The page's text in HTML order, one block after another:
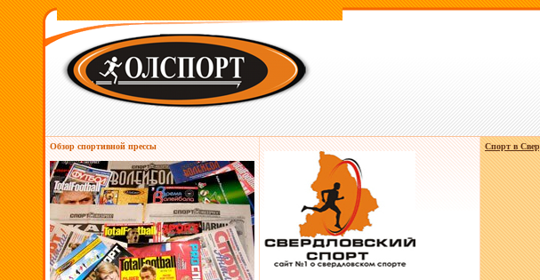
Обзор спортивной прессы Спорт в